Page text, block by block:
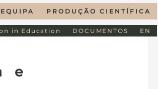
EQUIPA PRODUÇÃO CIENTÍFICA
in Education DOCUMENTOS EN
e